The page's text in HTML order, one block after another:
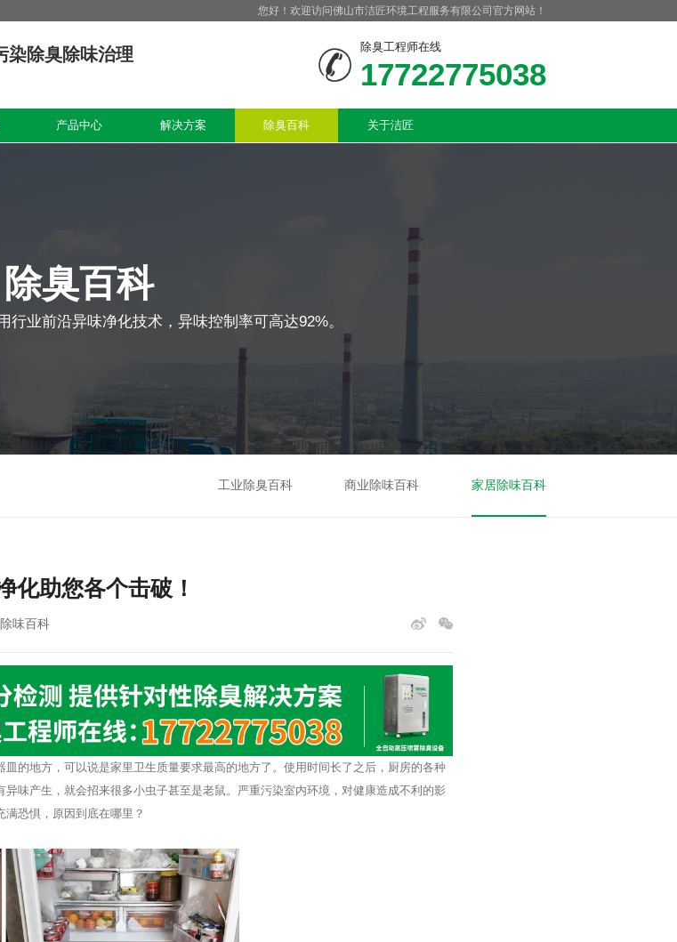
您好！欢迎访问佛山市洁匠环境工程服务有限公司官方网站！
染除臭除味治理 除臭工程师在线
17722775038
产品中心 解决方案 除臭百科 关于洁匠
除臭百科
行业前沿异味净化技术，异味控制率可高达92%。
工业除臭百科 商业除味百科 家居除味百科
化助您各个击破！
味百科
的地方，可以说是家里卫生质量要求最高的地方了。使用时间长了之后，厨房的各种
味产生，就会招来很多小虫子甚至是老鼠。严重污染室内环境，对健康造成不利的影
恐惧，原因到底在哪里？